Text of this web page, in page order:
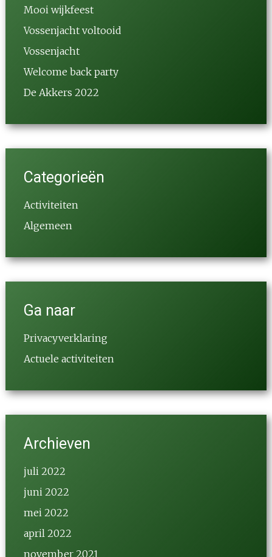
Mooi wijkfeest
Vossenjacht voltooid
Vossenjacht
Welcome back party
De Akkers 2022
Categorieën
Activiteiten
Algemeen
Ga naar
Privacyverklaring
Actuele activiteiten
Archieven
juli 2022
juni 2022
mei 2022
april 2022
november 2021